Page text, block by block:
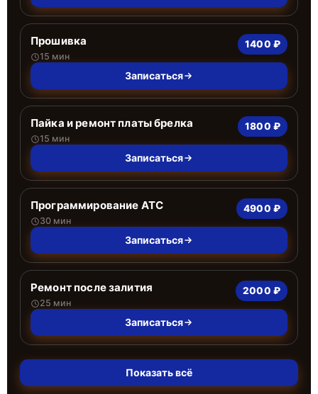
Прошивка
15 мин
1400 ₽
Записаться
Пайка и ремонт платы брелка
15 мин
1800 ₽
Записаться
Программирование АТС
30 мин
4900 ₽
Записаться
Ремонт после залития
25 мин
2000 ₽
Записаться
Показать всё